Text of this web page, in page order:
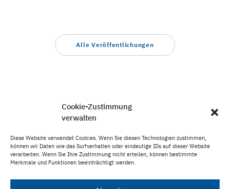
Cookie-Zustimmung
verwalten
Diese Website verwendet Cookies. Wenn Sie diesen Technologien zustimmen,
können wir Daten wie das Surfverhalten oder eindeutige IDs auf dieser Website
verarbeiten. Wenn Sie Ihre Zustimmung nicht erteilen, können bestimmte
Merkmale und Funktionen beeinträchtigt werden.
Alle Veröffentlichungen
VERÖFFENTLICHUNG TEILEN: